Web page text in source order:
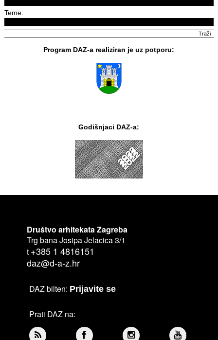
Teme:
Program DAZ-a realiziran je uz potporu:
Godišnjaci DAZ-a:
Društvo arhitekata Zagreba
Trg bana Josipa Jelacica 3/1
t +385 1 4816151
daz@d-a-z.hr
DAZ bilten: Prijavite se
Prati DAZ na: